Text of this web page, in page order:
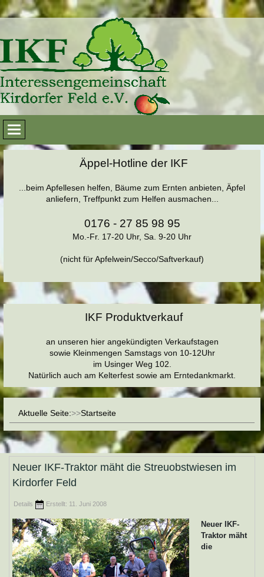
Äppel-Hotline der IKF
...beim Apfellesen helfen, Bäume zum Ernten anbieten, Äpfel
anliefern, Treffpunkt zum Helfen ausmachen...
0176 - 27 85 98 95
Mo.-Fr. 17-20 Uhr, Sa. 9-20 Uhr
(nicht für Apfelwein/Secco/Saftverkauf)
IKF Produktverkauf
an unseren hier angekündigten Verkaufstagen
sowie Kleinmengen Samstags von 10-12Uhr
im Usinger Weg 102.
Natürlich auch am Kelterfest sowie am Erntedankmarkt.
Aktuelle Seite: Startseite
Neuer IKF-Traktor mäht die Streuobstwiesen im
Kirdorfer Feld
Details Erstellt: 11. Juni 2008
Neuer IKF-
Traktor mäht
die